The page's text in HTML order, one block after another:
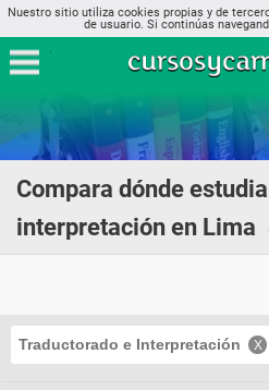
Nuestro sitio utiliza cookies propias y de
de usuario. Si continúas
Compara dónde
interpretación en Lima
Traductorado e Interpretación